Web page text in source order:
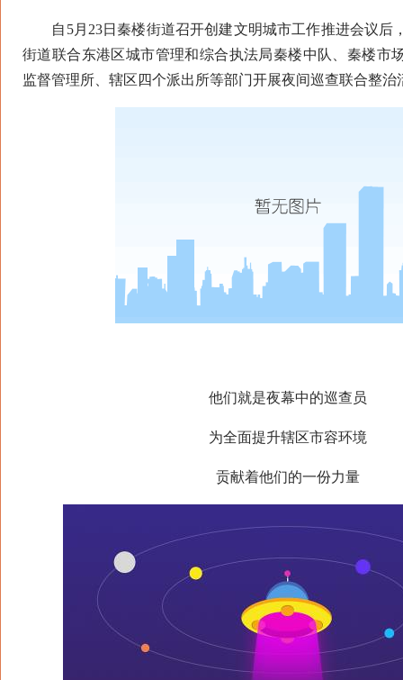
自5月23日秦楼街道召开创建文明城市工作推进会议后
街道联合东港区城市管理和综合执法局秦楼中队、秦楼市
监督管理所、辖区四个派出所等部门开展夜间巡查联合整治
他们就是夜幕中的巡查员
为全面提升辖区市容环境
贡献着他们的一份力量